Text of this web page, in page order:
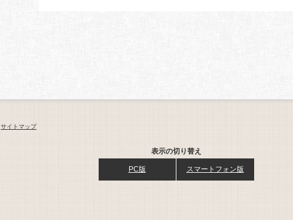
サイトマップ
表示の切り替え
PC版 スマートフォン版